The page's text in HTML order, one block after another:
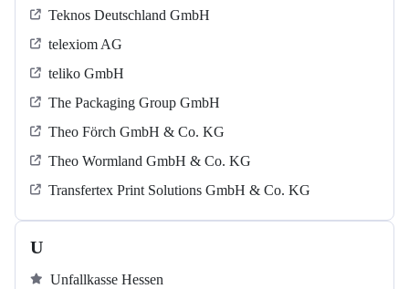
Teknos Deutschland GmbH
telexiom AG
teliko GmbH
The Packaging Group GmbH
Theo Förch GmbH & Co. KG
Theo Wormland GmbH & Co. KG
Transfertex Print Solutions GmbH & Co. KG
U
Unfallkasse Hessen